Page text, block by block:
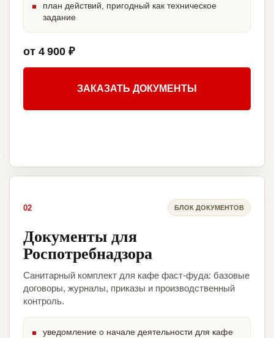
план действий, пригодный как техническое
задание
от 4 900 ₽
ЗАКАЗАТЬ ДОКУМЕНТЫ
02 БЛОК ДОКУМЕНТОВ
Документы для
Роспотребнадзора
Санитарный комплект для кафе фаст-фуда: базовые
договоры, журналы, приказы и производственный
контроль.
уведомление о начале деятельности для кафе